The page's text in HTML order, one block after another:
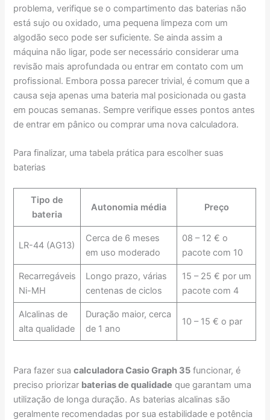
problema, verifique se o compartimento das baterias não
está sujo ou oxidado, uma pequena limpeza com um
algodão seco pode ser suficiente. Se ainda assim a
máquina não ligar, pode ser necessário considerar uma
revisão mais aprofundada ou entrar em contato com um
profissional. Embora possa parecer trivial, é comum que a
causa seja apenas uma bateria mal posicionada ou gasta
em poucas semanas. Sempre verifique esses pontos antes
de entrar em pânico ou comprar uma nova calculadora.
Para finalizar, uma tabela prática para escolher suas
baterias
Tipo de
bateria
Autonomia média Preço
LR-44 (AG13)
Cerca de 6 meses
em uso moderado
08 – 12 € o
pacote com 10
Recarregáveis
Ni-MH
Longo prazo, várias
centenas de ciclos
15 – 25 € por um
pacote com 4
Alcalinas de
alta qualidade
Duração maior, cerca
de 1 ano
10 – 15 € o par
Para fazer suacalculadora Casio Graph 35 funcionar, é
preciso priorizar baterias de qualidade que garantam uma
utilização de longa duração. As baterias alcalinas são
geralmente recomendadas por sua estabilidade e potência